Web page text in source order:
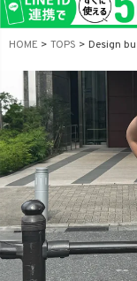
商品番号
販売タイプ
新着
HOME TOPS Design